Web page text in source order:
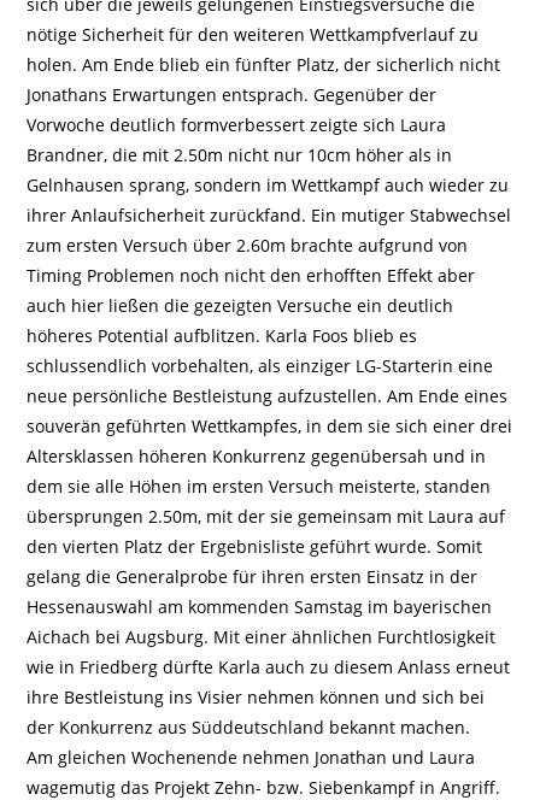
nötige Sicherheit für den weiteren Wettkampfverlauf zu
holen. Am Ende blieb ein fünfter Platz, der sicherlich nicht
Jonathans Erwartungen entsprach. Gegenüber der
Vorwoche deutlich formverbessert zeigte sich Laura
Brandner, die mit 2.50m nicht nur 10cm höher als in
Gelnhausen sprang, sondern im Wettkampf auch wieder zu
ihrer Anlaufsicherheit zurückfand. Ein mutiger Stabwechsel
zum ersten Versuch über 2.60m brachte aufgrund von
Timing Problemen noch nicht den erhofften Effekt aber
auch hier ließen die gezeigten Versuche ein deutlich
höheres Potential aufblitzen. Karla Foos blieb es
schlussendlich vorbehalten, als einziger LG-Starterin eine
neue persönliche Bestleistung aufzustellen. Am Ende eines
souverän geführten Wettkampfes, in dem sie sich einer drei
Altersklassen höheren Konkurrenz gegenübersah und in
dem sie alle Höhen im ersten Versuch meisterte, standen
übersprungen 2.50m, mit der sie gemeinsam mit Laura auf
den vierten Platz der Ergebnisliste geführt wurde. Somit
gelang die Generalprobe für ihren ersten Einsatz in der
Hessenauswahl am kommenden Samstag im bayerischen
Aichach bei Augsburg. Mit einer ähnlichen Furchtlosigkeit
wie in Friedberg dürfte Karla auch zu diesem Anlass erneut
ihre Bestleistung ins Visier nehmen können und sich bei
der Konkurrenz aus Süddeutschland bekannt machen.
Am gleichen Wochenende nehmen Jonathan und Laura
wagemutig das Projekt Zehn- bzw. Siebenkampf in Angriff.